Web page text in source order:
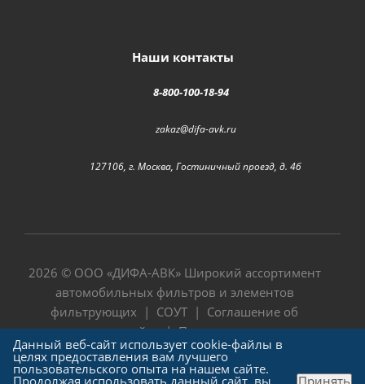
Наши контакты
8-800-100-18-94
zakaz@difa-avk.ru
127106, г. Москва, Гостиничный проезд, д. 4б
2026 © ООО «ДИФА-АВК» Широкий ассортимент
автомобильных фильтров и элементов
фильтрующих | СОУТ | Соглашение об
использовании сайта|Политика в отношении
обработки персональных данных
Данный веб-сайт использует cookie-файлы в
целях предоставления вам лучшего
пользовательского опыта на нашем сайте.
Продолжая использовать данный сайт, вы Принять